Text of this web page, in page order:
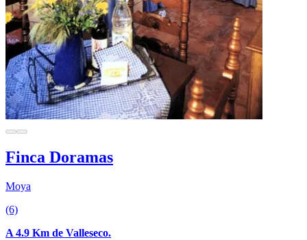
Finca Doramas
Moya
(6)
A 4.9 Km de Valleseco.